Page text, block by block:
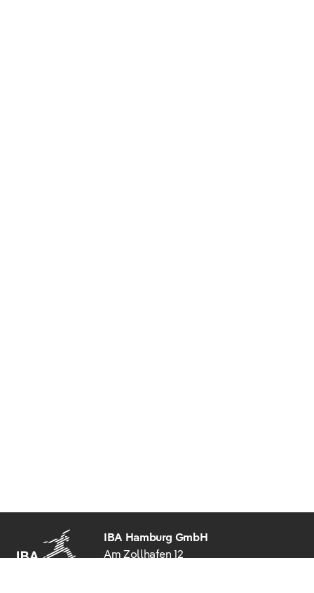
IBA Hamburg GmbH
Am Zollhafen 12